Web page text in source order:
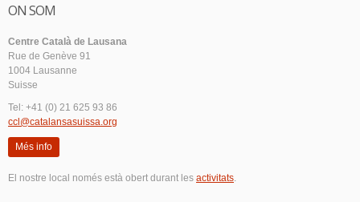
ON SOM
Centre Català de Lausana
Rue de Genève 91
1004 Lausanne
Suisse
Tel: +41 (0) 21 625 93 86
ccl@catalansasuissa.org
Més info
El nostre local només està obert durant les activitats.